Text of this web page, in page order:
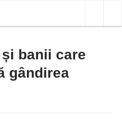
banii care
gândirea